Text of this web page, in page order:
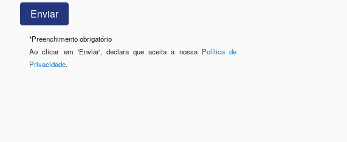
*Preenchimento obrigatório
Ao clicar em 'Enviar', declara que aceita a nossa Política de
Privacidade.